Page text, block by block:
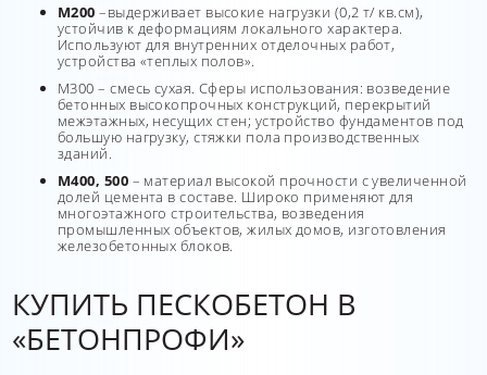
М200 –выдерживает высокие нагрузки (0,2 т/ кв.см),
устойчив к деформациям локального характера.
Используют для внутренних отделочных работ,
устройства «теплых полов».
М300 – смесь сухая. Сферы использования: возведение
бетонных высокопрочных конструкций, перекрытий
межэтажных, несущих стен; устройство фундаментов под
большую нагрузку, стяжки пола производственных
зданий.
М400, 500 – материал высокой прочности с увеличенной
долей цемента в составе. Широко применяют для
многоэтажного строительства, возведения
промышленных объектов, жилых домов, изготовления
железобетонных блоков.
КУПИТЬ ПЕСКОБЕТОН В
«БЕТОНПРОФИ»